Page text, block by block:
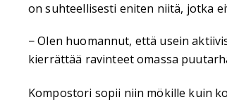
on suhteellisesti eniten niitä, jotka
− Olen huomannut, että usein
kierrättää ravinteet omassa
Kompostori sopii niin mökille kuin